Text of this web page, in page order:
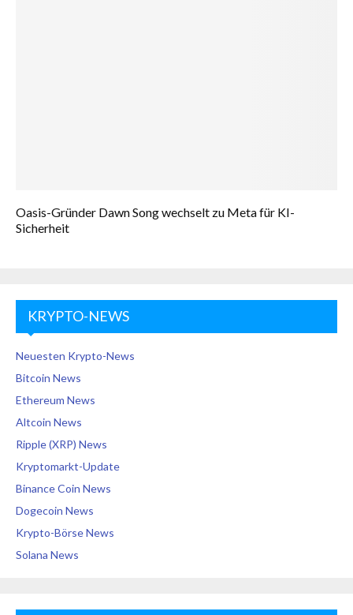
Oasis-Gründer Dawn Song wechselt zu Meta für KI-
Sicherheit
KRYPTO-NEWS
Neuesten Krypto-News
Bitcoin News
Ethereum News
Altcoin News
Ripple (XRP) News
Kryptomarkt-Update
Binance Coin News
Dogecoin News
Krypto-Börse News
Solana News